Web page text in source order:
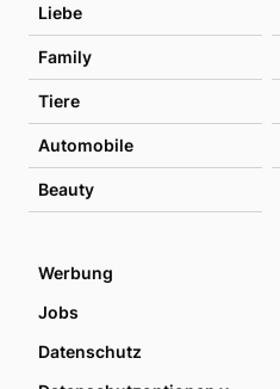
Liebe
Family
Tiere
Automobile
Beauty
Werbung
Jobs
Datenschutz